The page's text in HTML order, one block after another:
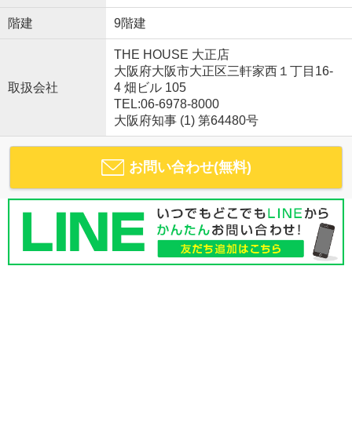
階建 9階建
取扱会社
THE HOUSE 大正店
大阪府大阪市大正区三軒家西１丁目16-
4 畑ビル 105
TEL:06-6978-8000
大阪府知事 (1) 第64480号
お問い合わせ(無料)